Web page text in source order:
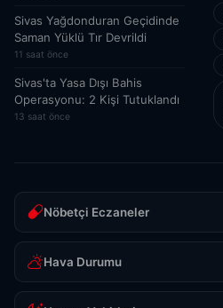
Sivas Yağdonduran Geçidinde
Saman Yüklü Tır Devrildi
11 saat önce
Sivas'ta Yasa Dışı Bahis
Operasyonu: 2 Kişi Tutuklandı
13 saat önce
Nöbetçi Eczaneler
Hava Durumu